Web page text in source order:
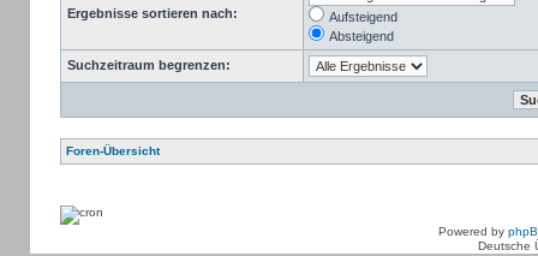
Ergebnisse sortieren nach:
Aufsteigend
Absteigend
Suchzeitraum begrenzen:
Foren-Übersicht
Powered by
Deutsche